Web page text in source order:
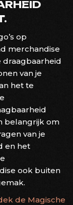
op
merchandise
draagbaarheid
van je
het te
belangrijk om
van je
en het
ook buiten
de Magische